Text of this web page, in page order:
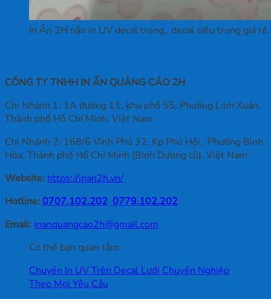
In Ấn 2H nận in UV decal trong,, decal siêu trong giá
CÔNG TY TNHH IN ẤN QUẢNG CÁO 2H
Chi Nhánh 1: 1A đường 11, khu phố 55, Phường Linh Xuân,
Thành phố Hồ Chí Minh, Việt Nam
Chi Nhánh 2: 168/6 Vĩnh Phú 32, Kp Phú Hội, Phường Bình
Hòa, Thành phố Hồ Chí Minh (Bình Dương cũ), Việt Nam
Website: https://inan2h.vn/
Hotline: 0707.102.202 0779.102.202
Email: inanquangcao2h@gmail.com
Có thể bạn quan tâm:
Chuyên In UV Trên Decal Lưới Chuyên Nghiệp
Theo Mọi Yêu Cầu